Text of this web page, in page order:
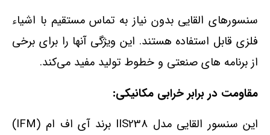
سنسورهای القایی بدون نیاز به تماس مستقیم با اشیاء
فلزی قابل استفاده هستند. این ویژگی آنها را برای برخی
از برنامه‌ های صنعتی و خطوط تولید مفید می‌کند.
مقاومت در برابر خرابی مکانیکی:
این سنسور القایی مدل IIS238 برند آی اف ام (IFM)